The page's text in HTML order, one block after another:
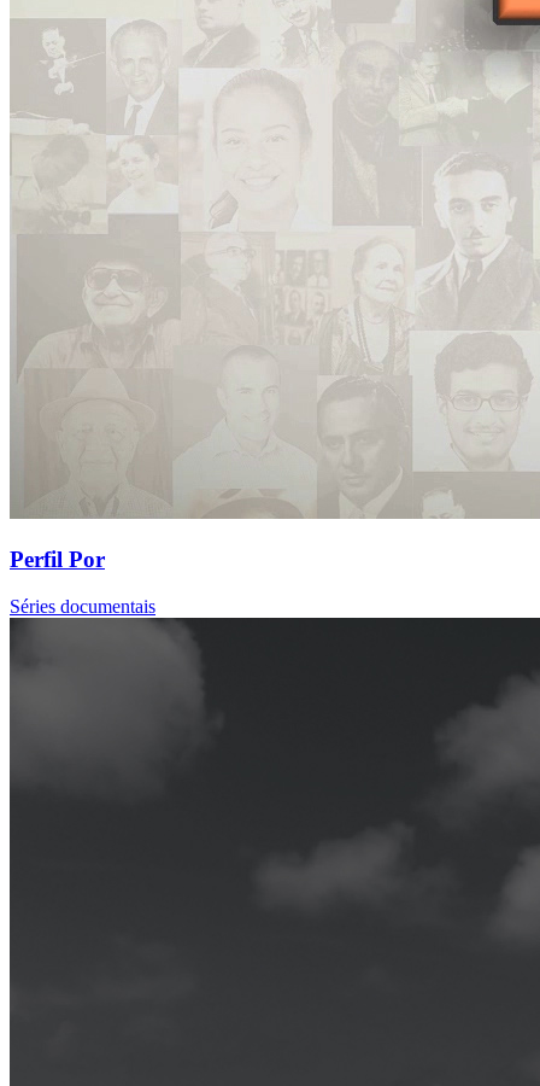
Perfil Por
Séries documentais